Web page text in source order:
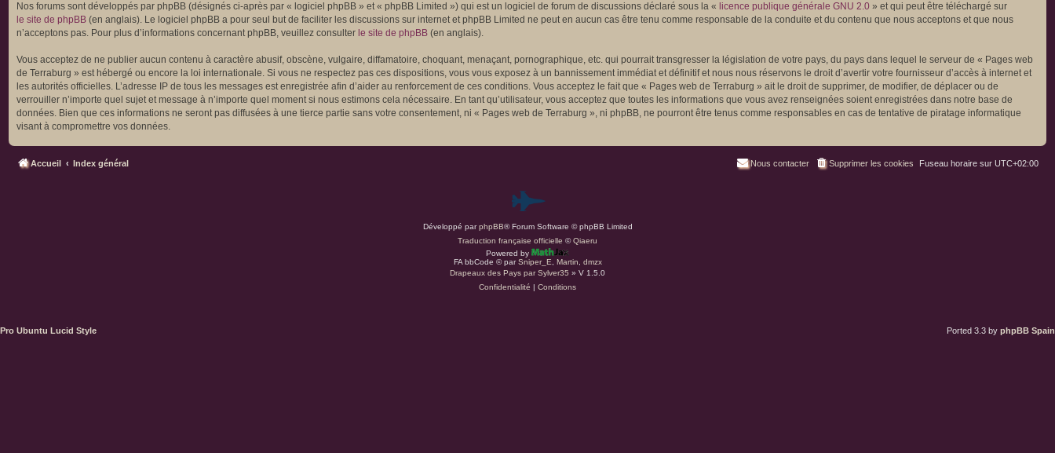
Nos forums sont développés par phpBB (désignés ci-après par « logiciel phpBB » et « phpBB Limited ») qui est un logiciel de forum de discussions déclaré sous la « licence publique générale GNU 2.0 » et qui peut être téléchargé sur
le site de phpBB (en anglais). Le logiciel phpBB a pour seul but de faciliter les discussions sur internet et phpBB Limited ne peut en aucun cas être tenu comme responsable de la conduite et du contenu que nous acceptons et que nous
n’acceptons pas. Pour plus d’informations concernant phpBB, veuillez consulter le site de phpBB (en anglais).
Vous acceptez de ne publier aucun contenu à caractère abusif, obscène, vulgaire, diffamatoire, choquant, menaçant, pornographique, etc. qui pourrait transgresser la législation de votre pays, du pays dans lequel le serveur de « Pages web
de Terraburg » est hébergé ou encore la loi internationale. Si vous ne respectez pas ces dispositions, vous vous exposez à un bannissement immédiat et définitif et nous nous réservons le droit d’avertir votre fournisseur d’accès à internet et
les autorités officielles. L’adresse IP de tous les messages est enregistrée afin d’aider au renforcement de ces conditions. Vous acceptez le fait que « Pages web de Terraburg » ait le droit de supprimer, de modifier, de déplacer ou de
verrouiller n’importe quel sujet et message à n’importe quel moment si nous estimons cela nécessaire. En tant qu’utilisateur, vous acceptez que toutes les informations que vous avez renseignées soient enregistrées dans notre base de
données. Bien que ces informations ne seront pas diffusées à une tierce partie sans votre consentement, ni « Pages web de Terraburg », ni phpBB, ne pourront être tenus comme responsables en cas de tentative de piratage informatique
visant à compromettre vos données.
Accueil Index général Fuseau horaire sur UTC+02:00
Supprimer les cookies
Nous contacter
P
a
r
d
Développé parphpBB® Forum Software © phpBB Limited
Traduction française officielle ©Qiaeru
Powered by
FA bbCode ©parSniper_E Martin
dmzx
Drapeaux des Pays par Sylver35 » V 1.5.0
Confidentialité | Conditions
Pro Ubuntu Lucid Style Ported 3.3 by phpBB Spain